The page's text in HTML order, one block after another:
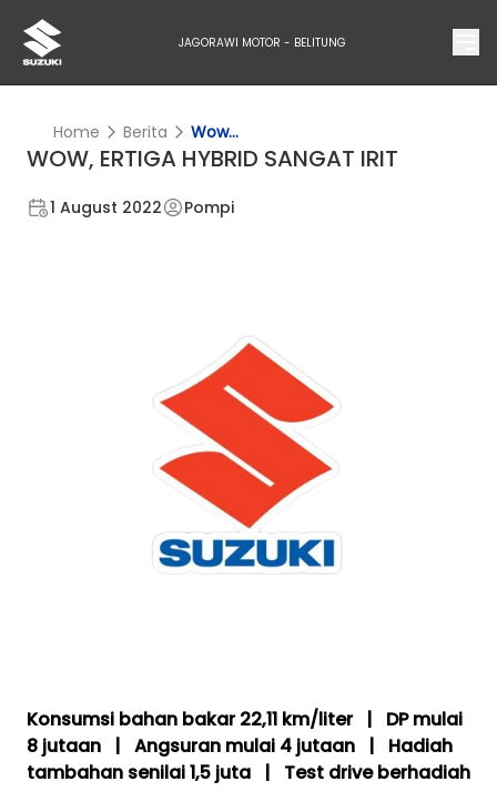
JAGORAWI MOTOR - BELITUNG
Home Berita Wow...
WOW, ERTIGA HYBRID SANGAT IRIT
1 August 2022 Pompi
Konsumsi bahan bakar 22,11 km/liter | DP mulai
8 jutaan | Angsuran mulai 4 jutaan | Hadiah
tambahan senilai 1,5 juta | Test drive berhadiah